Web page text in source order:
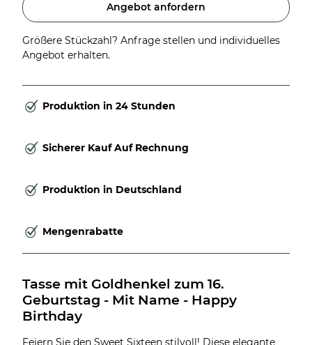
Angebot anfordern
Größere Stückzahl? Anfrage stellen und individuelles
Angebot erhalten.
Produktion in 24 Stunden
Sicherer Kauf Auf Rechnung
Produktion in Deutschland
Mengenrabatte
Tasse mit Goldhenkel zum 16.
Geburtstag - Mit Name - Happy
Birthday
Feiern Sie den Sweet Sixteen stilvoll! Diese elegante